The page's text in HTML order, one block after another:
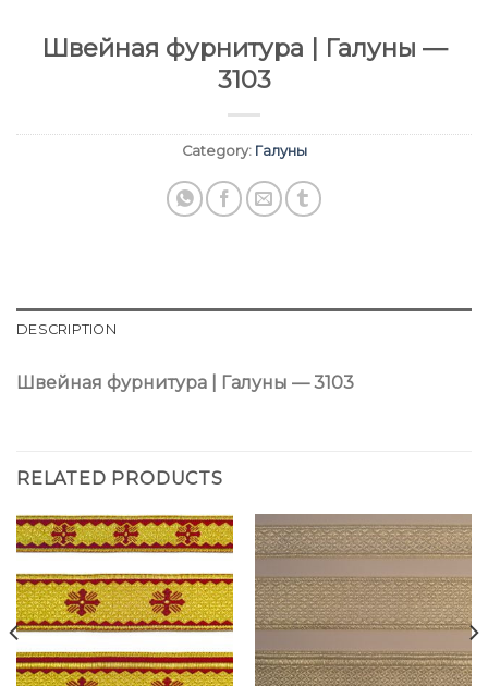
Швейная фурнитура | Галуны —
3103
Category: Галуны
DESCRIPTION
Швейная фурнитура | Галуны — 3103
RELATED PRODUCTS